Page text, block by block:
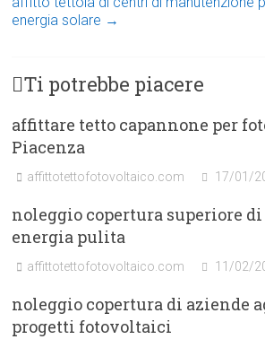
energia solare →
Ti potrebbe piacere
affittare tetto capannone per
Piacenza
affittotettofotovoltaico.com 17/01/
noleggio copertura superiore
energia pulita
affittotettofotovoltaico.com 11/02/
noleggio copertura di aziende
progetti fotovoltaici